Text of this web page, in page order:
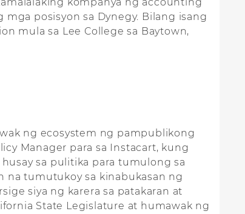
posisyon sa Dynegy. Bilang isang
mula sa Lee College sa Baytown,
ng ecosystem ng pampublikong
Manager para sa Instacart, kung
sa pulitika para tumulong sa
na tumutukoy sa kinabukasan ng
siya ng karera sa patakaran at
State Legislature at humawak ng